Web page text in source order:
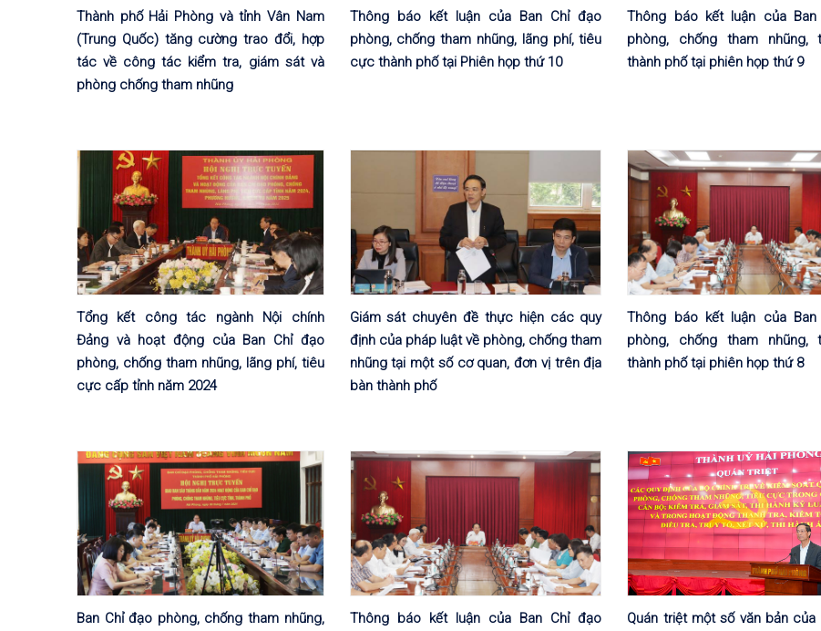
Thành phố Hải Phòng và tỉnh Vân Nam
(Trung Quốc) tăng cường trao đổi, hợp
tác về công tác kiểm tra, giám sát và
phòng chống tham nhũng
Thông báo kết luận của Ban Chỉ đạo
phòng, chống tham nhũng, lãng phí, tiêu
cực thành phố tại Phiên họp thứ 10
Thông báo kết luận của
phòng, chống tham nhũng,
thành phố tại phiên họp thứ 9
Tổng kết công tác ngành Nội chính
Đảng và hoạt động của Ban Chỉ đạo
phòng, chống tham nhũng, lãng phí, tiêu
cực cấp tỉnh năm 2024
Giám sát chuyên đề thực hiện các quy
định của pháp luật về phòng, chống tham
nhũng tại một số cơ quan, đơn vị trên địa
bàn thành phố
Thông báo kết luận của
phòng, chống tham nhũng,
thành phố tại phiên họp thứ 8
Ban Chỉ đạo phòng, chống tham nhũng,
Thông báo kết luận của Ban Chỉ đạo
Quán triệt một số văn bản của